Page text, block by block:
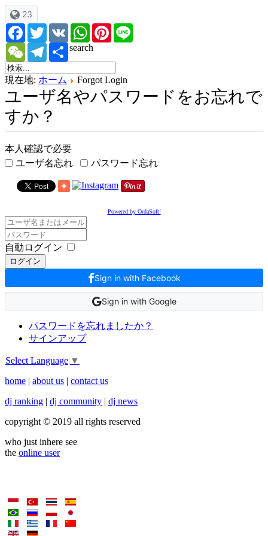
23
Facebook
TwitterVK WhatsApp
Pinterest
WeChatTelegram
Share
search
現在地: ホーム Forgot Login
ユーザ名やパスワードをお忘れで
すか？
本人確認で必要
ユーザ名忘れ
パスワード忘れ
Powered by OrdaSoft!
自動ログイン
ログイン
Sign in with Facebook
Sign in with Google
パスワードを忘れましたか？
サインアップ
Select Language ▼
home | about us | contact us
dj ranking | dj community | dj news
copyright © 2019 all rights reserved
who just inhere see
the online user